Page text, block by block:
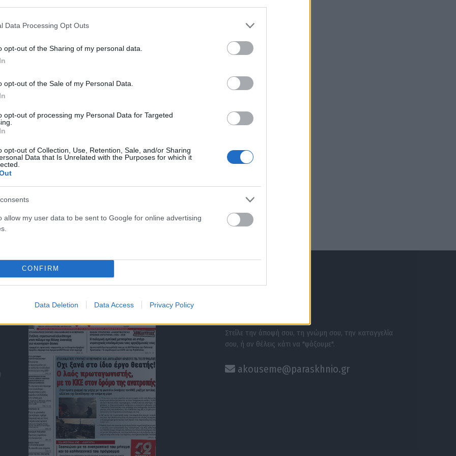
Data Processing Opt Outs
opt-out of the Sharing of my personal data.
opt-out of the Sale of my Personal Data.
opt-out of processing my Personal Data for Targeted
opt-out of Collection, Use, Retention, Sale, and/or Sharing
Data that Is Unrelated with the Purposes for which it
allow my user data to be sent to Google for online advertising
CONFIRM
Data Deletion Data Access Privacy Policy
Αφροδίτη από το «Άκρως Οικογενειακόν»
Η Αφροδίτη από το «Άκρως Οικογενειακόν» μεγάλωσε
γνωρίσαμε μέσα από…
Στείλε την άποψή σου, τη γνώμη σου, την καταγγελία
σου, ή αν θέλεις κάτι να "ψάξουμε".
akouseme@paraskhnio.gr